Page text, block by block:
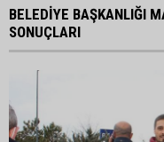
BELEDİYE BAŞKANLIĞI
SONUÇLARI